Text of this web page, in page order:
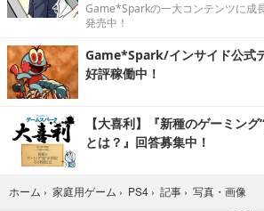
Game*Sparkの一大コンテンツに成
発売中！
Game*Spark/インサイド公式
好評稼働中！
【大喜利】『新種のゲーミン
とは？』回答募集中！
ホーム › 家庭用ゲーム › PS4 › 記事 › 写真・画像